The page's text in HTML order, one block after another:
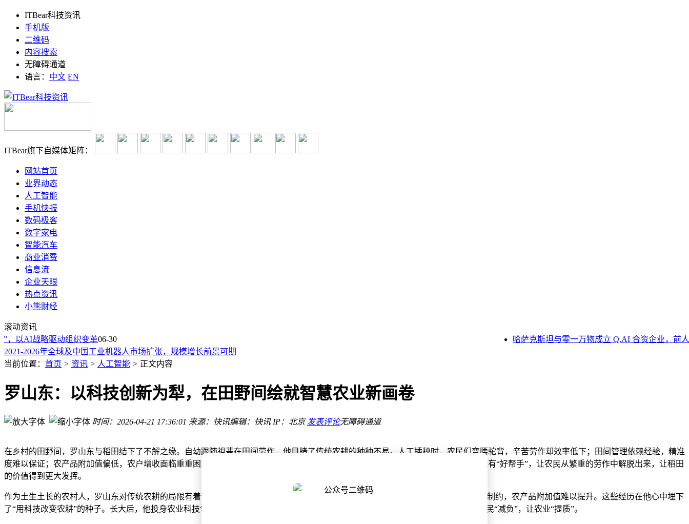
ITBear科技资讯
手机版
二维码
内容搜索
无障碍通道
语言： 中文 EN
ITBear旗下自媒体矩阵：
网站首页
业界动态
人工智能
手机快报
数码极客
数字家电
智能汽车
商业消费
信息流
企业天眼
热点资讯
小熊财经
滚动资讯
以AI战略驱动组织变革06-30 哈萨克斯坦与零一万物成立 Q.AI 合资企业，前人
本末科技通过港交所聆讯：直驱技术领航 轮足机器人开拓具身智能新路径
世优科技赋能教育：数字人、动作捕捉与VR课堂共绘智慧校园新图景
用户Codex额度消耗速度过快 OpenAI成立“应急小组”
继天涯后另一“时代的眼泪”回归：西祠胡同7月1日重新上线
2021-2026年全球及中国工业机器人市场扩张，规模增长前景可期
具身智能新突破！「晓途」机器狗进驻上海西岸，赋能城市治理与多元场景应用
贾跃亭宣布FF EAI机器人单月交付破百 全年目标提至2000台 海外布局加速
万亿具身智能浪潮下 定制硬件凭模块化与端侧算力重塑机器人产业新格局
本末科技通过港交所聆讯：直驱技术领航 轮足机器人开拓具身智能新路径
世优科技赋能教育：数字人、动作捕捉与VR课堂共绘智慧校园新图景
当前位置： 首页 > 资讯 > 人工智能 > 正文内容
罗山东：以科技创新为犁，在田野间绘就智慧农业新画卷
时间：2026-04-21 17:36:01 来源：快讯编辑：快讯 IP：北京 发表评论无障碍通道
在乡村的田野间，罗山东与稻田结下了不解之缘。自幼跟随祖辈在田间劳作，他目睹了传统农耕的种种不易。人工插秧时，农民们弯腰驼背，辛苦劳作却效率低下；田间管理依赖经验，精准
度难以保证；农产品附加值偏低，农户增收面临重重困难。这些场景深深烙印在罗山东的心中，让他萌生出一个愿望：希望有朝一日能有“好帮手”，让农民从繁重的劳作中解脱出来，让稻田
的价值得到更大发挥。
作为土生土长的农村人，罗山东对传统农耕的局限有着切身体会。祖辈们“面朝黄土背朝天”的劳作模式，不仅效率低下，还受自然条件制约，农产品附加值难以提升。这些经历在他心中埋下
了“用科技改变农耕”的种子。长大后，他投身农业科技领域，敏锐地察觉到智慧农业的巨大潜力，决心用科技创新为农田“赋能”，让农民“减负”，让农业“提质”。